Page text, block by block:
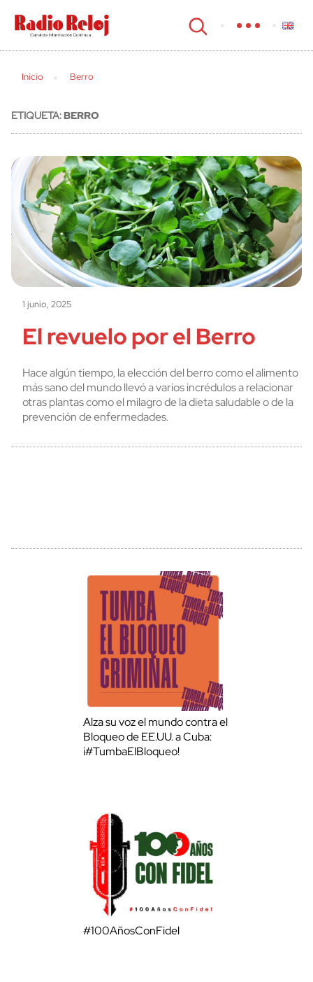
cerrar
Inicio Berro
ETIQUETA:BERRO
1 junio, 2025
El revuelo por el Berro
Hace algún tiempo, la elección del berro como el alimento
más sano del mundo llevó a varios incrédulos a relacionar
otras plantas como el milagro de la dieta saludable o de la
prevención de enfermedades.
Alza su voz el mundo contra el
Bloqueo de EE.UU. a Cuba:
¡#TumbaElBloqueo!
#100AñosConFidel